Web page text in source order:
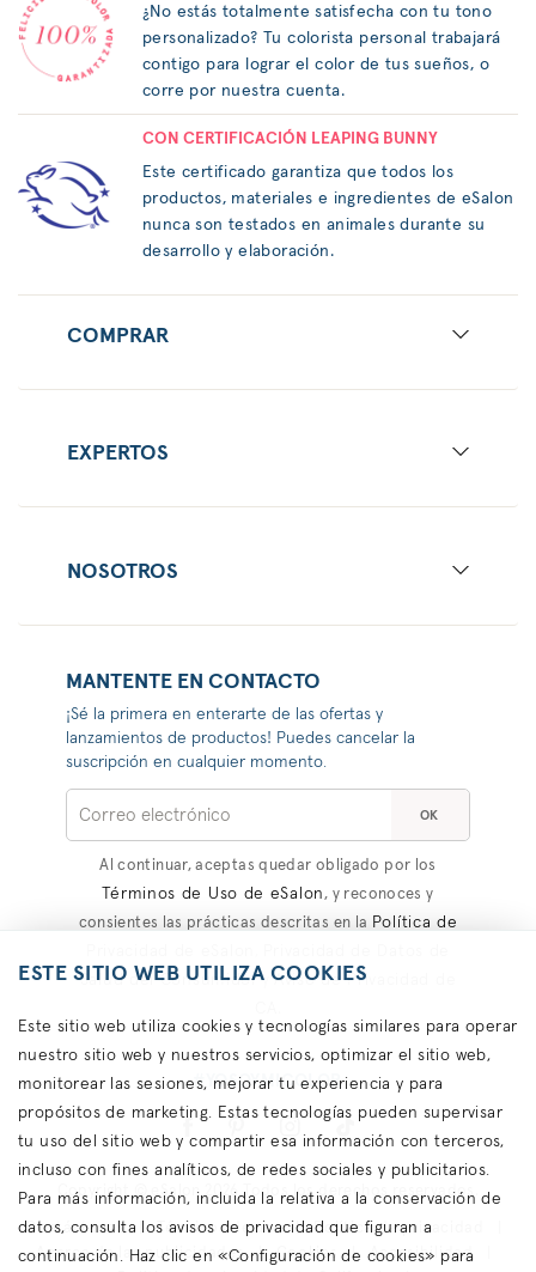
¿No estás totalmente satisfecha con tu tono
personalizado? Tu colorista personal trabajará
contigo para lograr el color de tus sueños, o
corre por nuestra cuenta.
CON CERTIFICACIÓN LEAPING BUNNY
Este certificado garantiza que todos los
productos, materiales e ingredientes de eSalon
nunca son testados en animales durante su
desarrollo y elaboración.
COMPRAR
EXPERTOS
NOSOTROS
MANTENTE EN CONTACTO
¡Sé la primera en enterarte de las ofertas y
lanzamientos de productos! Puedes cancelar la
suscripción en cualquier momento.
OK
Al continuar, aceptas quedar obligado por los
Términos de Uso de eSalon , y reconoces y
consientes las prácticas descritas en la Política de
Salud del ConsumidoryAviso de Privacidad de
#YOSOYMICOLOR
Copyright © eSalon 2026 Todos los derechos reservados.
Contáctanos Términos de uso
Política de privacidad
Acerca de las publicidades
Cookies
Accesibilidad
ESTE SITIO WEB UTILIZA COOKIES
Este sitio web utiliza cookies y tecnologías similares para operar
nuestro sitio web y nuestros servicios, optimizar el sitio web,
monitorear las sesiones, mejorar tu experiencia y para
propósitos de marketing. Estas tecnologías pueden supervisar
tu uso del sitio web y compartir esa información con terceros,
incluso con fines analíticos, de redes sociales y publicitarios.
Para más información, incluida la relativa a la conservación de
datos, consulta los avisos de privacidad que figuran a
continuación. Haz clic en «Configuración de cookies» para